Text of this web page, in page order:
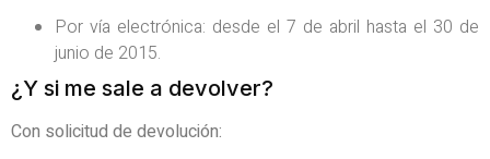
Por vía electrónica: desde el 7 de abril hasta el 30 de
junio de 2015.
¿Y si me sale a devolver?
Con solicitud de devolución: